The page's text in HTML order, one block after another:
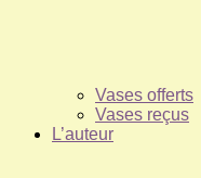
Vases offerts
Vases reçus
L’auteur